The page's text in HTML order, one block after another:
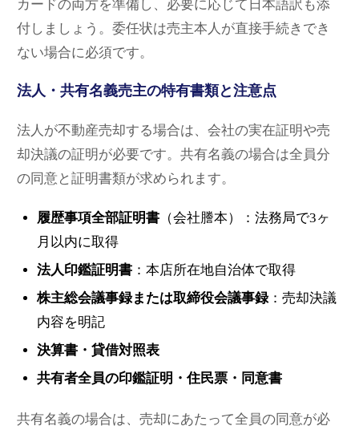
付しましょう。委任状は売主本人が直接手続きでき
ない場合に必須です。
法人・共有名義売主の特有書類と注意点
法人が不動産売却する場合は、会社の実在証明や売
却決議の証明が必要です。共有名義の場合は全員分
の同意と証明書類が求められます。
履歴事項全部証明書 （会社謄本）：法務局で3ヶ
月以内に取得
法人印鑑証明書 ：本店所在地自治体で取得
株主総会議事録または取締役会議事録：売却決議
内容を明記
決算書・貸借対照表
共有者全員の印鑑証明・住民票・同意書
共有名義の場合は、売却にあたって全員の同意が必